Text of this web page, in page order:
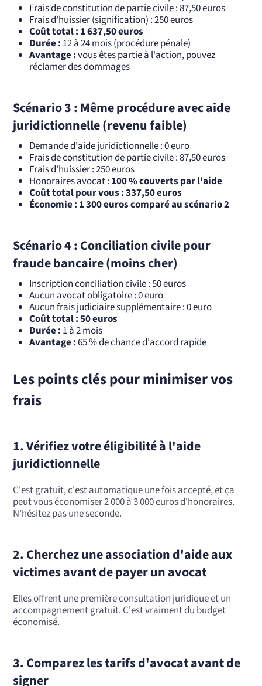
Frais de constitution de partie civile : 87,50 euros
Frais d'huissier (signification) : 250 euros
Coût total : 1 637,50 euros
Durée : 12 à 24 mois (procédure pénale)
Avantage :vous êtes partie à l'action, pouvez
réclamer des dommages
Scénario 3 : Même procédure avec aide
juridictionnelle (revenu faible)
Demande d'aide juridictionnelle : 0 euro
Frais de constitution de partie civile : 87,50 euros
Frais d'huissier : 250 euros
Honoraires avocat : 100 % couverts par l'aide
Coût total pour vous : 337,50 euros
Économie : 1 300 euros comparé au scénario 2
Scénario 4 : Conciliation civile pour
fraude bancaire (moins cher)
Inscription conciliation civile : 50 euros
Aucun avocat obligatoire : 0 euro
Aucun frais judiciaire supplémentaire : 0 euro
Coût total : 50 euros
Durée : 1 à 2 mois
Avantage :65 % de chance d'accord rapide
Les points clés pour minimiser vos
frais
1. Vérifiez votre éligibilité à l'aide
juridictionnelle
C'est gratuit, c'est automatique une fois accepté, et ça
peut vous économiser 2 000 à 3 000 euros d'honoraires.
N'hésitez pas une seconde.
2. Cherchez une association d'aide aux
victimes avant de payer un avocat
Elles offrent une première consultation juridique et un
accompagnement gratuit. C'est vraiment du budget
économisé.
3. Comparez les tarifs d'avocat avant de
signer